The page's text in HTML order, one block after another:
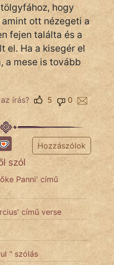
hogy
ott nézegeti a
fejen találta és a
el. Ha a kisegér el
a mese is tovább
írás? 0
5
Hozzászólok
szól
Panni' című
című verse
" szólás